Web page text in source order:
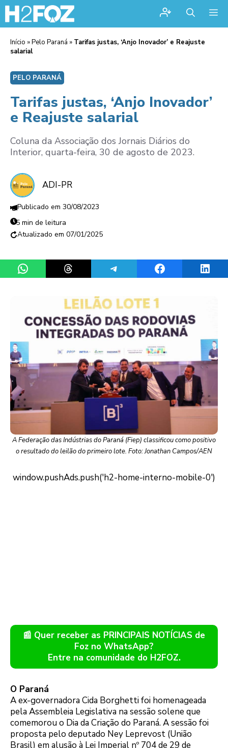
Início »Pelo Paraná » Tarifas justas, ‘Anjo Inovador’ e Reajuste
salarial
PELO PARANÁ
Tarifas justas, ‘Anjo Inovador’
e Reajuste salarial
Coluna da Associação dos Jornais Diários do
Interior, quarta-feira, 30 de agosto de 2023.
ADI-PR
30/08/2023
5 min de leitura
07/01/2025
Share on WhatsAppShare on ThreadsShare on TelegramShare on Facebook
A Federação das Indústrias do Paraná (Fiep) classificou como positivo
o resultado do leilão do primeiro lote. Foto: Jonathan Campos/AEN
📰 Quer receber as PRINCIPAIS NOTÍCIAS de
Foz no WhatsApp?
Entre na comunidade do H2FOZ.
O Paraná
A ex-governadora Cida Borghetti foi homenageada
pela Assembleia Legislativa na sessão solene que
comemorou o Dia da Criação do Paraná. A sessão foi
proposta pelo deputado Ney Leprevost (União
Brasil) em alusão à Lei Imperial nº 704 de 29 de